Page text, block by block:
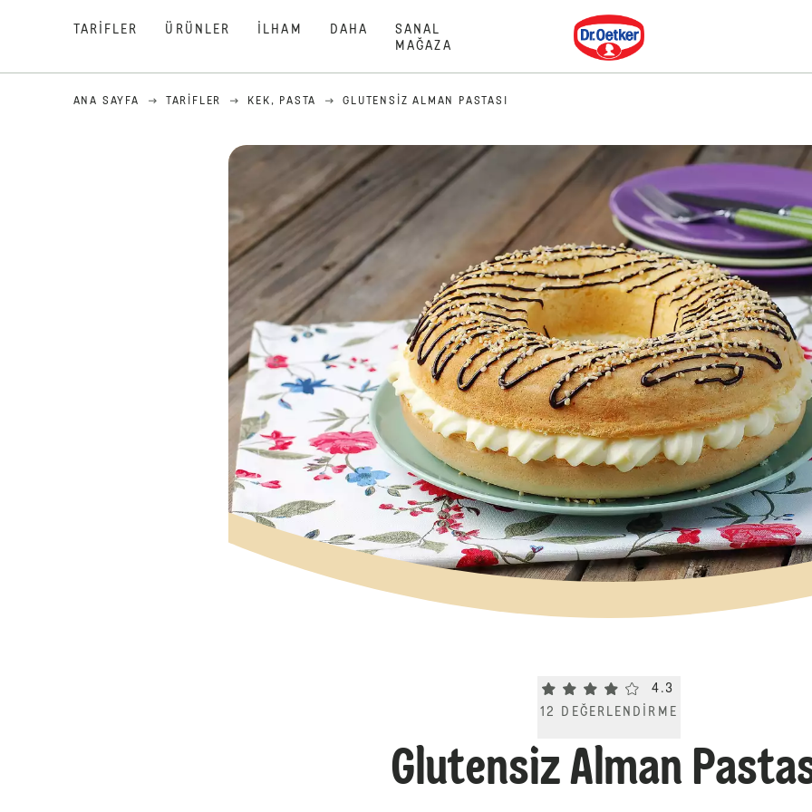
TARIFLER ÜRÜNLER İLHAM DAHA
SANAL
MAĞAZA
Dr. Oetker
ANA SAYFA TARIFLER KEK, PASTA GLUTENSIZ ALMAN PASTASI
Current rating 4.3. Click to rate.
4.3
12
DEĞERLENDIRME
Glutensiz Alman